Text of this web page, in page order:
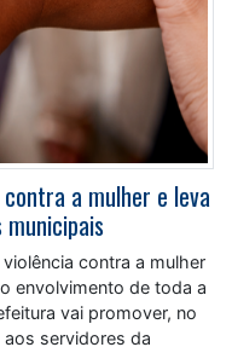
a mulher e leva
contra a mulher
envolvimento de toda a
vai promover, no
servidores da